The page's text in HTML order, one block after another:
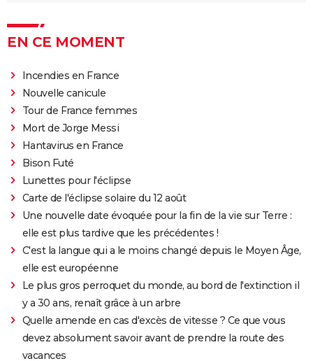
EN CE MOMENT
Incendies en France
Nouvelle canicule
Tour de France femmes
Mort de Jorge Messi
Hantavirus en France
Bison Futé
Lunettes pour l'éclipse
Carte de l'éclipse solaire du 12 août
Une nouvelle date évoquée pour la fin de la vie sur Terre :
elle est plus tardive que les précédentes !
C'est la langue qui a le moins changé depuis le Moyen Âge,
elle est européenne
Le plus gros perroquet du monde, au bord de l'extinction il
y a 30 ans, renaît grâce à un arbre
Quelle amende en cas d'excès de vitesse ? Ce que vous
devez absolument savoir avant de prendre la route des
vacances